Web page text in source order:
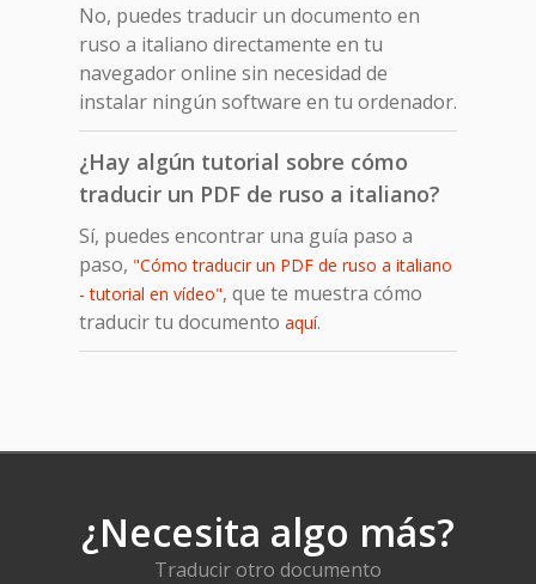
No, puedes traducir un documento en
ruso a italiano directamente en tu
navegador online sin necesidad de
instalar ningún software en tu ordenador.
¿Hay algún tutorial sobre cómo
traducir un PDF de ruso a italiano?
Sí, puedes encontrar una guía paso a
paso, "Cómo traducir un PDF de ruso a italiano
- tutorial en vídeo", que te muestra cómo
traducir tu documento aquí.
¿Necesita algo más?
Traducir otro documento